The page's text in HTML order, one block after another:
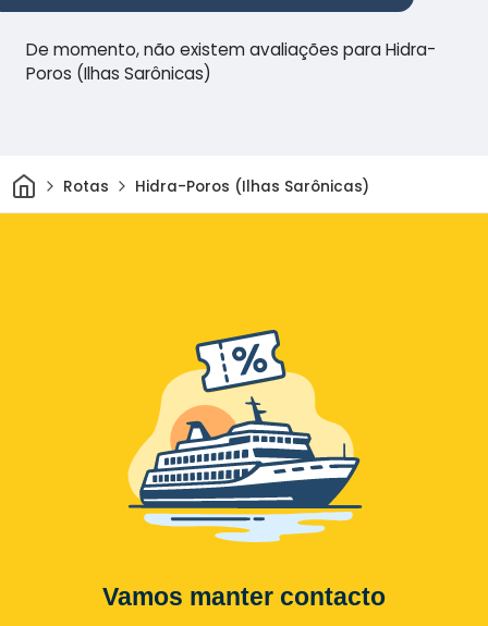
De momento, não existem avaliações para Hidra-
Poros (Ilhas Sarônicas)
CasaRotas Hidra-Poros (Ilhas Sarônicas)
Vamos manter contacto